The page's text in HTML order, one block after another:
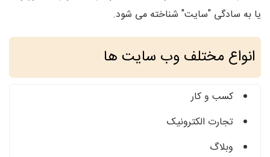
یا به سادگی "سایت" شناخته می شود.
انواع مختلف وب سایت ها
کسب و کار
تجارت الکترونیک
وبلاگ